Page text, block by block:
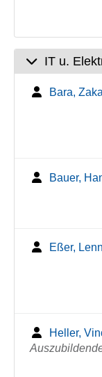
IT u.
Bara,
Bauer,
Eßer,
Heller,